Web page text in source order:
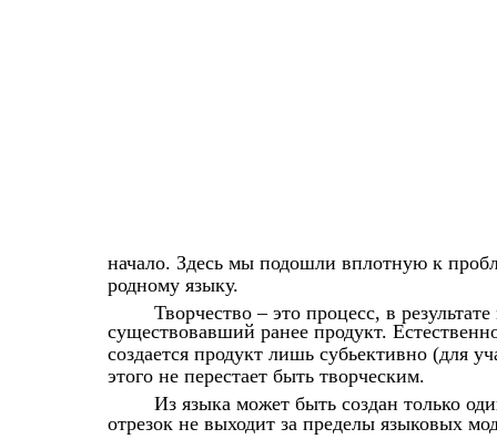
начало. Здесь мы подошли вплотную к
родному языку.
Творчество – это процесс, в
существовавший ранее продукт.
создается продукт лишь субьективно (для
этого не перестает быть творческим.
Из языка может быть создан только
отрезок не выходит за пределы языковых